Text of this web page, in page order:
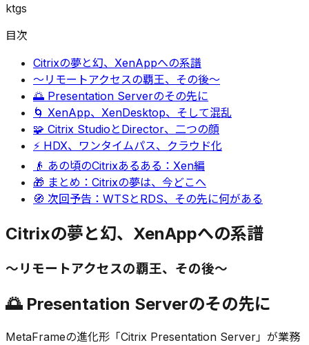
ktgs
目次
Citrixの夢と幻、XenAppへの系譜
〜リモートアクセスの覇王、その後〜
🌅 Presentation Serverのその先に
🌀 XenApp、XenDesktop、そして混乱
🧩 Citrix StudioとDirector、二つの顔
⚡ HDX、ワンタイムパス、クラウド化
👴 あの頃のCitrixあるある：Xen編
🎁 まとめ：Citrixの夢は、今どこへ
🧭 次回予告：WTSとRDS、その先に何がある
Citrixの夢と幻、XenAppへの系譜
〜リモートアクセスの覇王、その後〜
🌅 Presentation Serverのその先に
MetaFrameの進化形「Citrix Presentation Server」が業務